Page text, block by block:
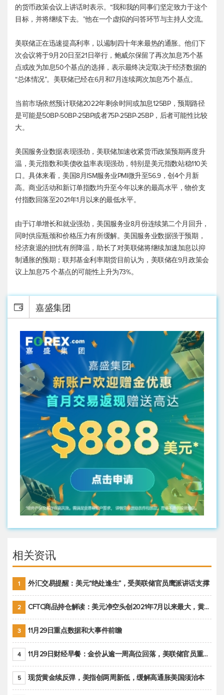
的货币政策会议上讲话时表示。“我和我的同事们坚定致力于这个
目标，并将继续下去。”他在一个虚拟的问答环节与主持人交流。
美联储正在迅速提高利率，以遏制四十年来最热的通胀。他们下
次会议将于9月20日至21日举行，鲍威尔保留了再次加息75个基
点或改为加息50个基点的选择，表示最终决定取决于经济数据的
“总体情况”。美联储已经在6月和7月连续两次加息75个基点。
当前市场依然预计联储2022年剩余时间或加息125BP，预期路径
是可能是50BP-50BP-25BP或者75P-25BP-25BP，后者可能性比较
大。
美国服务业数据表现强劲，美联储加速收紧货币政策预期再度升
温， 美元指数和美债收益率表现强劲，特别是美元指数站稳110关
口。具体来看，美国8月ISM服务业PMI微升至56.9，创4个月新
高。商业活动和新订单指数均升至今年以来的最高水平，物价支
付指数回落至2021年1月以来的最低水平。
由于订单增长和就业强劲，美国服务业8月份连续第二个月回升，
同时供应瓶颈和价格压力有所缓解。美国服务业数据强于预期，
经济衰退的担忧有所降温，助长了对美联储将继续加速加息以抑
制通胀的预期；联邦基金利率期货目前认为，美联储在9月政策会
议上加息75 个基点的可能性上升为73%。
嘉盛集团
相关资讯
1 外汇交易提醒：美元“绝处逢生”，受美联储官员鹰派讲话支撑
2 CFTC商品持仓解读：美元净空头创2021年7月以来最大，黄金期货投机性净多头头寸减少
3 11月29日重点数据和大事件前瞻
4 11月29日财经早餐：金价从逾一周高位回落，美联储官员重申鹰派立场推动美元回升
5 现货黄金续反弹，美指创两周新低，缓解高通胀美国须治本